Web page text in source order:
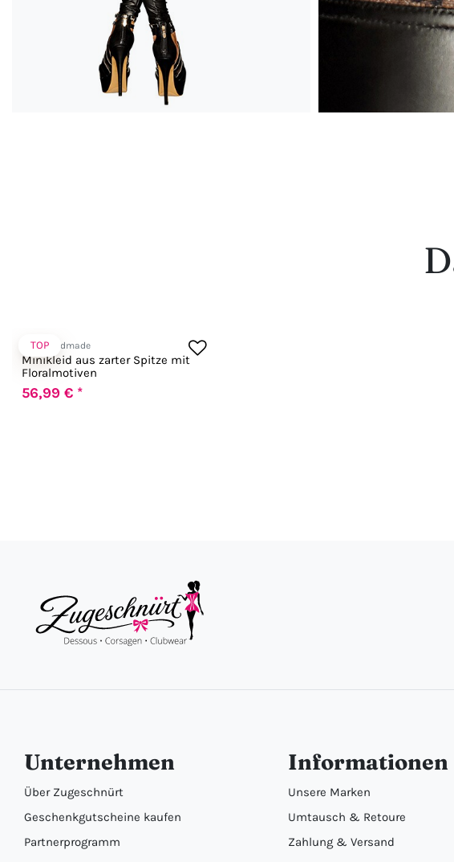
TOP
Noir Handmade
Minikleid aus zarter Spitze mit
Floralmotiven
56,99 € *
Unternehmen
Über Zugeschnürt
Geschenkgutscheine kaufen
Partnerprogramm
Informationen
Unsere Marken
Umtausch & Retoure
Zahlung & Versand